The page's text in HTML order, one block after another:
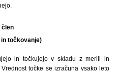
člen
točkovanje)
in točkujejo v skladu z merili in
točke se izračuna vsako leto